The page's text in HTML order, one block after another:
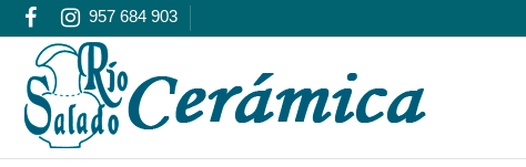
957 684 903